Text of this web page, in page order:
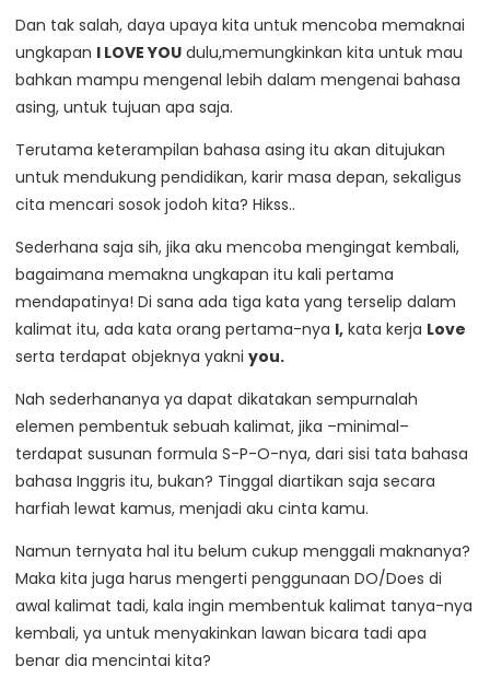
Dan tak salah, daya upaya kita untuk mencoba memaknai
ungkapan I LOVE YOU dulu,memungkinkan kita untuk mau
bahkan mampu mengenal lebih dalam mengenai bahasa
asing, untuk tujuan apa saja.
Terutama keterampilan bahasa asing itu akan ditujukan
untuk mendukung pendidikan, karir masa depan, sekaligus
cita mencari sosok jodoh kita? Hikss..
Sederhana saja sih, jika aku mencoba mengingat kembali,
bagaimana memakna ungkapan itu kali pertama
mendapatinya! Di sana ada tiga kata yang terselip dalam
kalimat itu, ada kata orang pertama-nya I, kata kerja Love
serta terdapat objeknya yakni you.
Nah sederhananya ya dapat dikatakan sempurnalah
elemen pembentuk sebuah kalimat, jika –minimal–
terdapat susunan formula S-P-O-nya, dari sisi tata bahasa
bahasa Inggris itu, bukan? Tinggal diartikan saja secara
harfiah lewat kamus, menjadi aku cinta kamu.
Namun ternyata hal itu belum cukup menggali maknanya?
Maka kita juga harus mengerti penggunaan DO/Does di
awal kalimat tadi, kala ingin membentuk kalimat tanya-nya
kembali, ya untuk menyakinkan lawan bicara tadi apa
benar dia mencintai kita?